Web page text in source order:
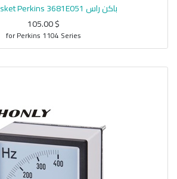
باكن راس Head Gasket Perkins 3681E051
$
105.00
for Perkins 1104 Series